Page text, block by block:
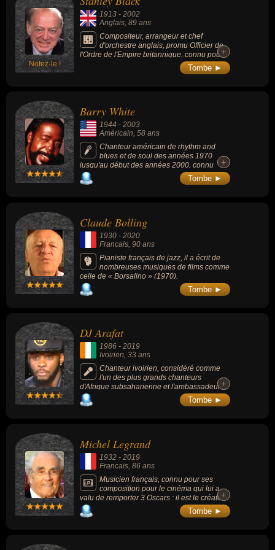
tromboniste, trompettiste, directeur, flûtiste, chanteur de variétés ou
guitariste. En ce qui concerne leurs nationalités au moment de
leurs morts, ils peuvent avoir été francais, anglais, américain,
ivoirien ou dominicain par exemple.
Notez-le !
1913 - 2002
Anglais , 89 ans
Compositeur, arrangeur et chef
d'orchestre anglais, promu Officier de
l'Ordre de l'Empire britannique, connu pour
ses arrangements musicaux dans le style
latino-américain, tout en remportant des prix
+
+
Tombe ►
Barry White
1944 - 2003
Américain, 58 ans
Chanteur américain de rhythm and
blues et de soul des années 1970
jusqu'au début des années 2000, connu
pour sa voix grave et suave, et ses chansons
« Never Never Gonna Give Ya Up » (1973), «
+
+
Tombe ►
Claude Bolling
1930 - 2020
Francais , 90 ans
Pianiste français de jazz, il a écrit de
nombreuses musiques de films comme
celle de « Borsalino » (1970).
Tombe ►
DJ Arafat
1986 - 2019
Ivoirien, 33 ans
Chanteur ivoirien, considéré comme
l'un des plus grands chanteurs
d'Afrique subsaharienne et l'ambassadeur
du coupé-décalé, ayant eu sur la culture
musicale ivoirienne une influence
+
+
Tombe ►
Michel Legrand
1932 - 2019
Francais , 86 ans
Musicien français, connu pour ses
composition pour le cinéma qui lui a
valu de remporter 3 Oscars : il est le créateur
des thèmes des films "Les Parapluies de
Cherbourg" (1964), "Les Demoiselles de
+
+
Tombe ►